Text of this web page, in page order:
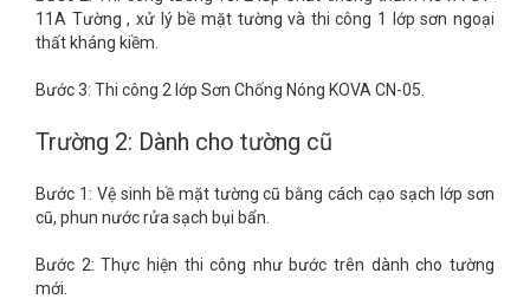
11A Tường , xử lý bề mặt tường và thi công 1 lớp sơn ngoại
thất kháng kiềm.
Bước 3: Thi công 2 lớp Sơn Chống Nóng KOVA CN-05.
Trường 2: Dành cho tường cũ
Bước 1: Vệ sinh bề mặt tường cũ bằng cách cạo sạch lớp sơn
cũ, phun nước rửa sạch bụi bẩn.
Bước 2: Thực hiện thi công như bước trên dành cho tường
mới.